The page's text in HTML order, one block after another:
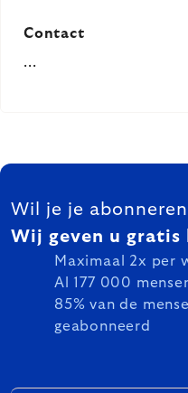
Contact
...
Listing
FOOTER
Wil je je
Wij geven u gratis
Maximaal 2x per
Al 177 000
85% van de
geabonneerd